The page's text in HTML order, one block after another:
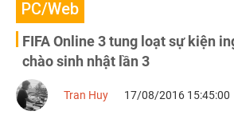
PC/Web
FIFA Online 3 tung loạt sự kiện
chào sinh nhật lần 3
Tran Huy 17/08/2016 15:45:00